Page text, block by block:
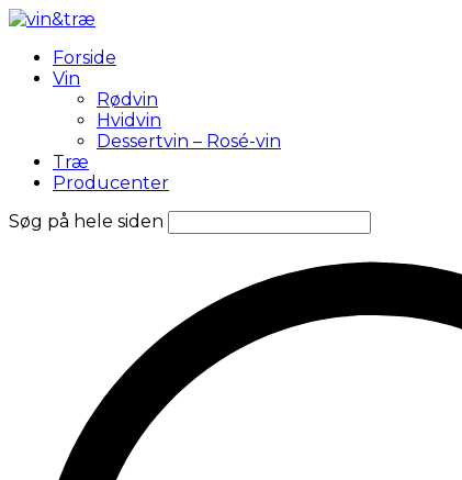
Forside
Vin
Rødvin
Hvidvin
Dessertvin – Rosé-vin
Træ
Producenter
Søg på hele siden